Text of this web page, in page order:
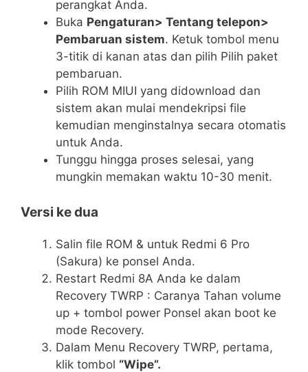
perangkat Anda.
Buka Pengaturan> Tentang telepon>
Pembaruan sistem. Ketuk tombol menu
3-titik di kanan atas dan pilih Pilih paket
pembaruan.
Pilih ROM MIUI yang didownload dan
sistem akan mulai mendekripsi file
kemudian menginstalnya secara otomatis
untuk Anda.
Tunggu hingga proses selesai, yang
mungkin memakan waktu 10-30 menit.
Versi ke dua
Salin file ROM & untuk Redmi 6 Pro
(Sakura) ke ponsel Anda.
Restart Redmi 8A Anda ke dalam
Recovery TWRP : Caranya Tahan volume
up + tombol power Ponsel akan boot ke
mode Recovery.
Dalam Menu Recovery TWRP, pertama,
klik tombol “Wipe”.